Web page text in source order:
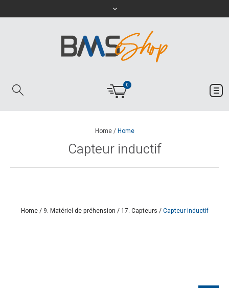
0
Home/Home
Capteur inductif
Home/ 9. Matériel de préhension /17. Capteurs /Capteur inductif